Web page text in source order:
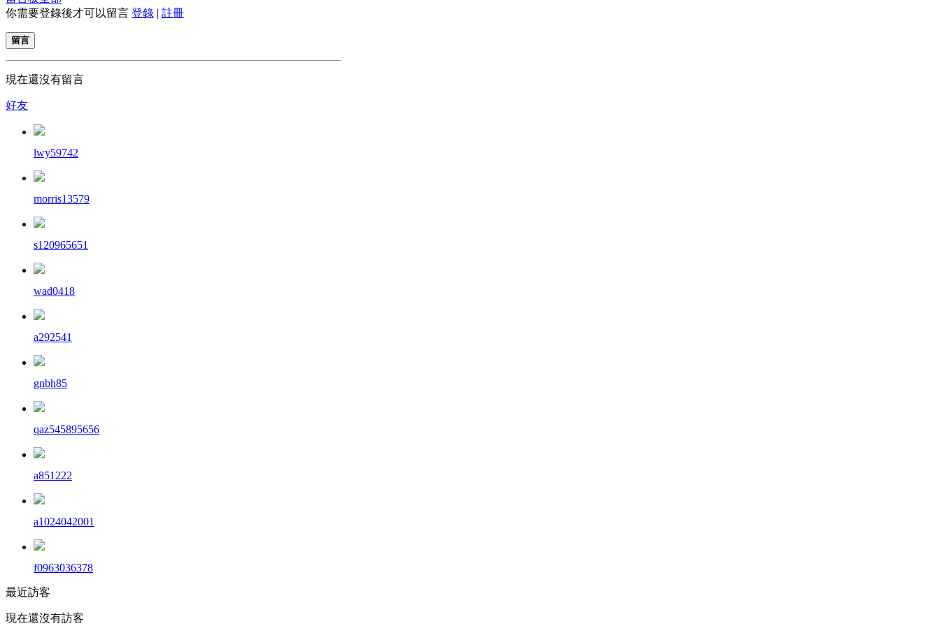
你需要登錄後才可以留言 登錄 | 註冊
留言
現在還沒有留言
好友
lwy59742
morris13579
s120965651
wad0418
a292541
gnbh85
qaz545895656
a851222
a1024042001
f0963036378
最近訪客
現在還沒有訪客